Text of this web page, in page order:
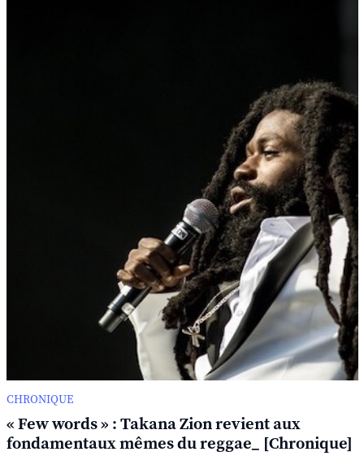
CHRONIQUE
« Few words » : Takana Zion revient aux
fondamentaux mêmes du reggae_ [Chronique]